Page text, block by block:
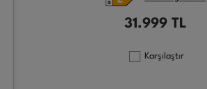
31.999 TL
Karşılaştır